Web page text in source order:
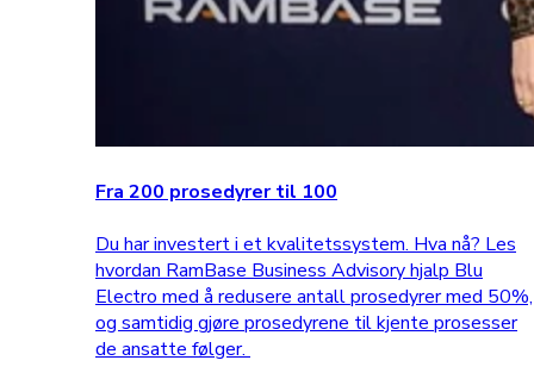
Fra 200 prosedyrer til 100
Du har investert i et kvalitetssystem. Hva nå? Les
hvordan RamBase Business Advisory hjalp Blu
Electro med å redusere antall prosedyrer med 50%,
og samtidig gjøre prosedyrene til kjente prosesser
de ansatte følger.